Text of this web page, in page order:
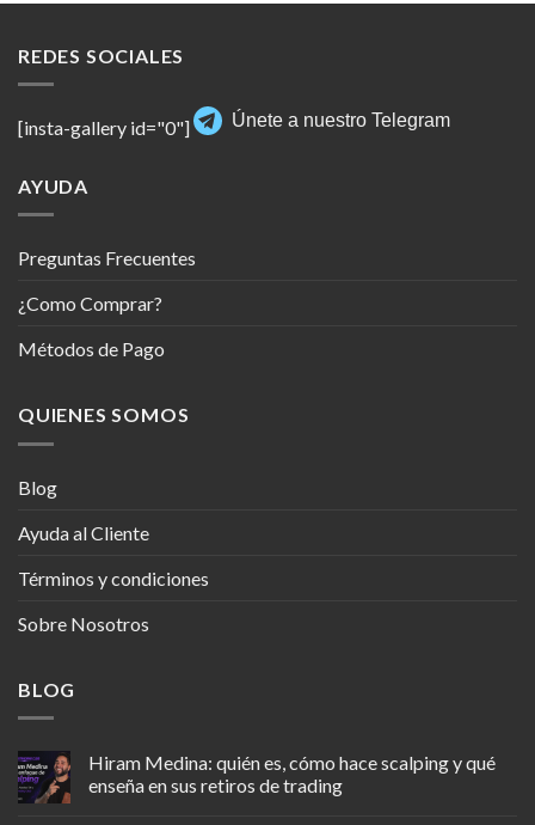
REDES SOCIALES
[insta-gallery id="0"] Únete a nuestro Telegram
AYUDA
Preguntas Frecuentes
¿Como Comprar?
Métodos de Pago
QUIENES SOMOS
Blog
Ayuda al Cliente
Términos y condiciones
Sobre Nosotros
BLOG
Hiram Medina: quién es, cómo hace scalping y qué
enseña en sus retiros de trading